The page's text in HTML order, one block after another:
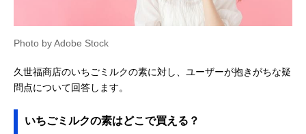
Photo by Adobe Stock
久世福商店のいちごミルクの素に対し、ユーザーが抱きがちな疑
問点について回答します。
いちごミルクの素はどこで買える？